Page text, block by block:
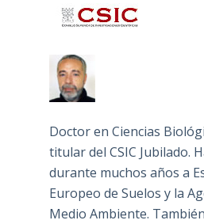
Doctor en Ciencias
titular del CSIC Jubilado.
durante muchos años a
Europeo de Suelos y la
Medio Ambiente.